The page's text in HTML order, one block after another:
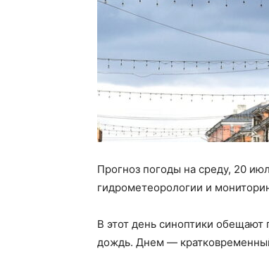
Прогноз погоды на среду, 20
гидрометеорологии и
В этот день синоптики
дождь. Днем —